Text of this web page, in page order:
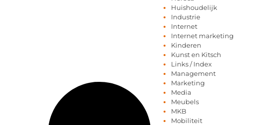
Huishoudelijk
Industrie
Internet
Internet marketing
Kinderen
Kunst en Kitsch
Links / Index
Management
Marketing
Media
Meubels
MKB
Mobiliteit